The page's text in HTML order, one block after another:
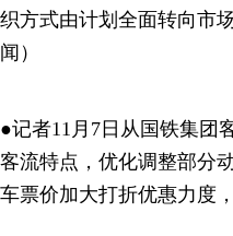
织方式由计划全面转向市
闻）
●记者11月7日从国铁集团
客流特点，优化调整部分
车票价加大打折优惠力度